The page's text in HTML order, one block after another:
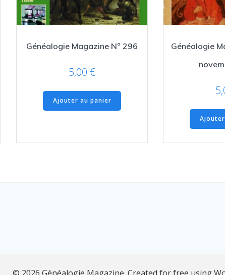
Généalogie Magazine N° 296
5,00 €
Ajouter au panier
Généalogie
© 2026 Généalogie Magazine. Created for free using